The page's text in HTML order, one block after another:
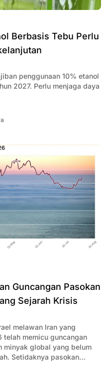
Berbasis Tebu Perlu
penggunaan 10% etanol
2027. Perlu menjaga daya
Guncangan Pasokan
Sejarah Krisis
melawan Iran yang
memicu guncangan
minyak global yang belum
Setidaknya pasokan